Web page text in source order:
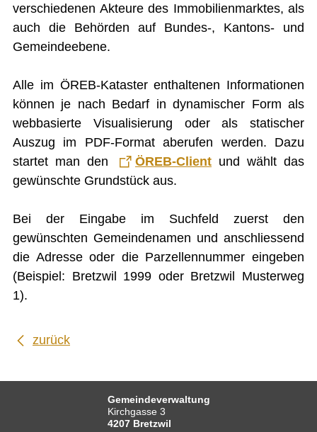
SOZIALES / GESUNDHEIT
VERKEHR
ENTSORGUNG UND UMWELT
FINANZEN
IMMOBILIENANGEBOTE
LINKS
Impressum
verschiedenen Akteure des Immobilienmarktes, als
auch die Behörden auf Bundes-, Kantons- und
Gemeindeebene.
Alle im ÖREB-Kataster enthaltenen Informationen
können je nach Bedarf in dynamischer Form als
webbasierte Visualisierung oder als statischer
Auszug im PDF-Format aberufen werden. Dazu
startet man den
ÖREB-Client und wählt das
gewünschte Grundstück aus.
Bei der Eingabe im Suchfeld zuerst den
gewünschten Gemeindenamen und anschliessend
die Adresse oder die Parzellennummer eingeben
(Beispiel: Bretzwil 1999 oder Bretzwil Musterweg
1).
zurück
Gemeindeverwaltung
Kirchgasse 3
4207 Bretzwil